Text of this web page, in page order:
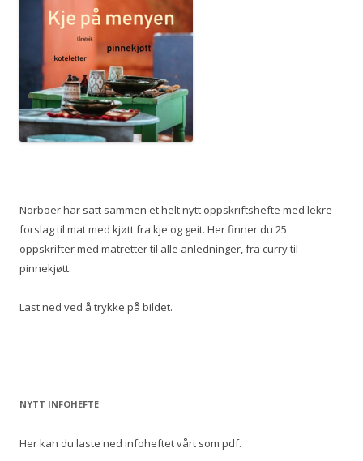
Norboer har satt sammen et helt nytt oppskriftshefte med lekre
forslag til mat med kjøtt fra kje og geit. Her finner du 25
oppskrifter med matretter til alle anledninger, fra curry til
pinnekjøtt.
Last ned ved å trykke på bildet.
NYTT INFOHEFTE
Her kan du laste ned infoheftet vårt som pdf.